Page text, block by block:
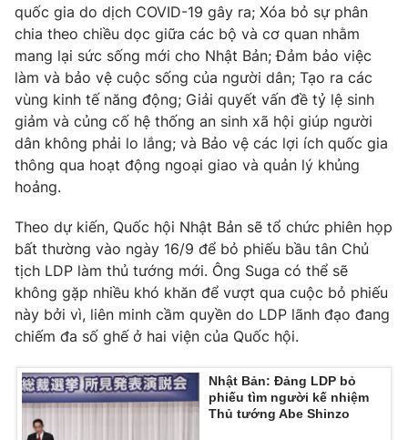
quốc gia do dịch COVID-19 gây ra; Xóa bỏ sự phân
chia theo chiều dọc giữa các bộ và cơ quan nhằm
mang lại sức sống mới cho Nhật Bản; Đảm bảo việc
làm và bảo vệ cuộc sống của người dân; Tạo ra các
vùng kinh tế năng động; Giải quyết vấn đề tỷ lệ sinh
giảm và củng cố hệ thống an sinh xã hội giúp người
dân không phải lo lắng; và Bảo vệ các lợi ích quốc gia
thông qua hoạt động ngoại giao và quản lý khủng
hoảng.
Theo dự kiến, Quốc hội Nhật Bản sẽ tổ chức phiên họp
bất thường vào ngày 16/9 để bỏ phiếu bầu tân Chủ
tịch LDP làm thủ tướng mới. Ông Suga có thể sẽ
không gặp nhiều khó khăn để vượt qua cuộc bỏ phiếu
này bởi vì, liên minh cầm quyền do LDP lãnh đạo đang
chiếm đa số ghế ở hai viện của Quốc hội.
Nhật Bản: Đảng LDP bỏ
phiếu tìm người kế nhiệm
Thủ tướng Abe Shinzo